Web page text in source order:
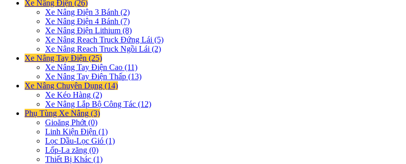
Xe Nâng Điện (26)
Xe Nâng Điện 3 Bánh (2)
Xe Nâng Điện 4 Bánh (7)
Xe Nâng Điện Lithium (8)
Xe Nâng Reach Truck Đứng Lái (5)
Xe Nâng Reach Truck Ngồi Lái (2)
Xe Nâng Tay Điện (25)
Xe Nâng Tay Điện Cao (11)
Xe Nâng Tay Điện Thấp (13)
Xe Nâng Chuyên Dụng (14)
Xe Kéo Hàng (2)
Xe Nâng Lắp Bộ Công Tác (12)
Phụ Tùng Xe Nâng (3)
Gioăng Phớt (0)
Linh Kiện Điện (1)
Lọc Dầu-Lọc Gió (1)
Lốp-La zăng (0)
Thiết Bị Khác (1)